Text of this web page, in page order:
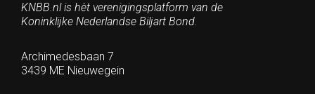
KNBB.nl is hèt verenigingsplatform van de
Koninklijke Nederlandse Biljart Bond.
Archimedesbaan 7
3439 ME Nieuwegein